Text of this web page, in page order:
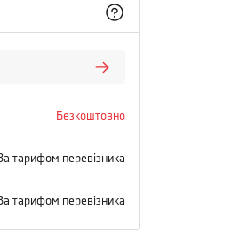
Безкоштовно
тарифом перевізника
тарифом перевізника